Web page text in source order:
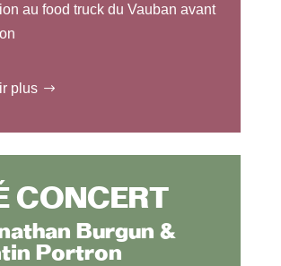
au food truck du Vauban avant
plus
CONCERT
Burgun &
Portron